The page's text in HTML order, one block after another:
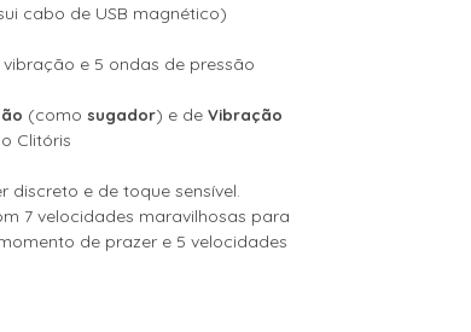
cabo de USB magnético)
e 5 ondas de pressão
(como sugador) e de Vibração
Clitóris
discreto e de toque sensível.
7 velocidades maravilhosas para
de prazer e 5 velocidades